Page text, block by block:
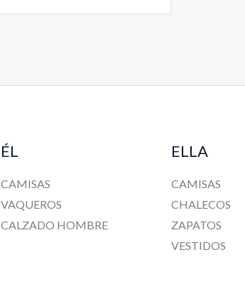
ÉL
CAMISAS
VAQUEROS
CALZADO HOMBRE
ELLA
CAMISAS
CHALECOS
ZAPATOS
VESTIDOS